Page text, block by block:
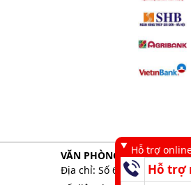
VĂN PHÒNG GIAO DỊCH
Địa chỉ: Số 6 kênh 19/5,
Hỗ trợ
Hỗ trợ